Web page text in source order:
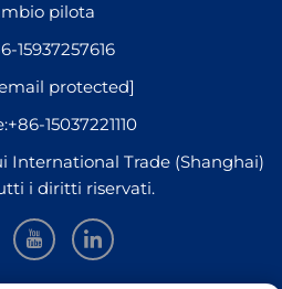
pilota
15937257616
protected]
+86-15037221110
International Trade (Shanghai)
i diritti riservati.